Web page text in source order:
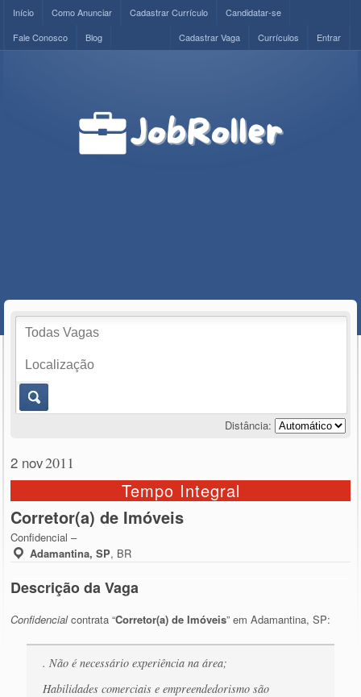
Início Como Anunciar Cadastrar Currículo
Candidatar-se
Fale Conosco
Blog Entrar
Currículos
Cadastrar Vaga
Distância:
2 nov2011
Tempo Integral
Corretor(a) de Imóveis
Confidencial –
Adamantina, SP, BR
Descrição da Vaga
Confidencialcontrata “Corretor(a) de Imóveis” em Adamantina, SP:
. Não é necessário experiência na área;
Habilidades comerciais e empreendedorismo são